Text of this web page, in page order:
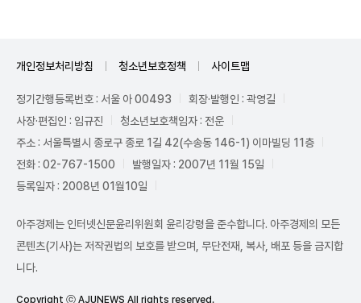
개인정보처리방침 청소년보호정책 사이트맵
정기간행등록번호 : 서울 아 00493
회장·발행인 : 곽영길
사장·편집인 : 임규진
청소년보호책임자 : 전운
주소 : 서울특별시 종로구 종로 1길 42(수송동 146-1) 이마빌딩 11층
전화 : 02-767-1500
발행일자 : 2007년 11월 15일
등록일자 : 2008년 01월10일
아주경제는 인터넷신문윤리위원회 윤리강령을 준수합니다. 아주경제의 모든
콘텐츠(기사)는 저작권법의 보호를 받으며, 무단전재, 복사, 배포 등을 금지합
니다.
Copyright ⓒ AJUNEWS All rights reserved.